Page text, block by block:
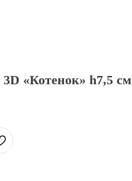
«Котенок» h7,5 см